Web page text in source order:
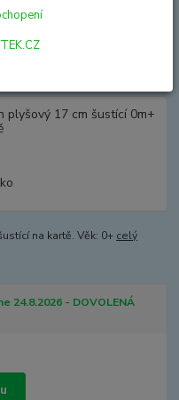
slon
0m+ na
na kartě. Věk: 0+ celý
24.8.2026 - DOVOLENÁ